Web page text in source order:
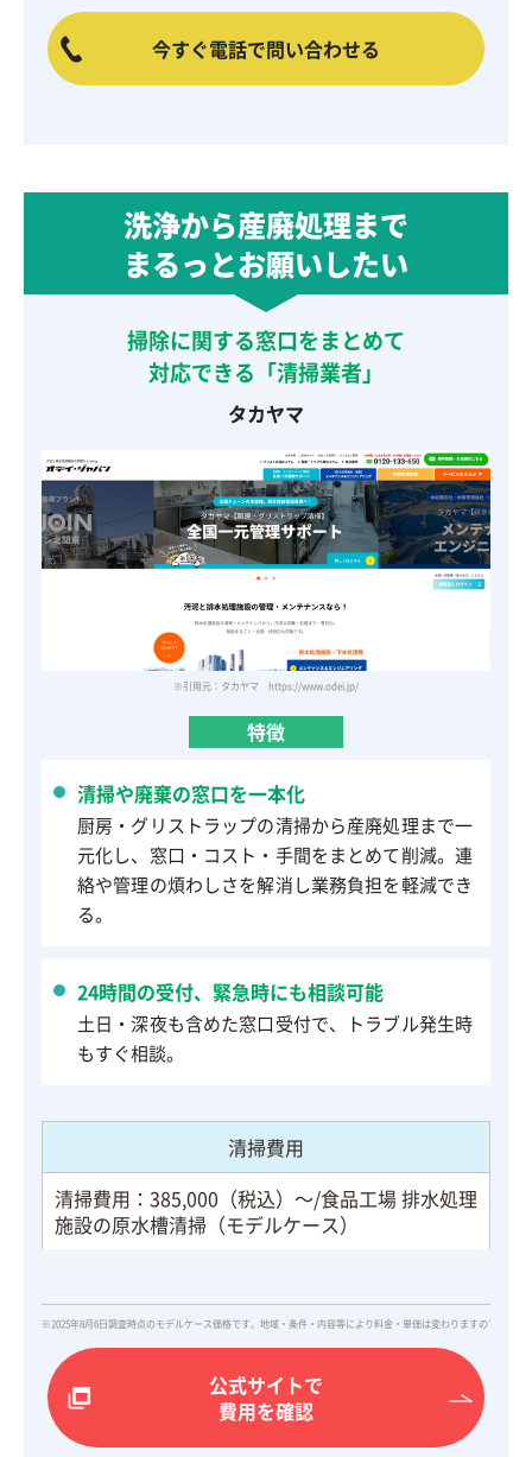
今すぐ電話で問い合わせる
洗浄から産廃処理まで
まるっとお願いしたい
掃除に関する窓口をまとめて
対応できる「清掃業者」
タカヤマ
※引用元：タカヤマ https://www.odei.jp/
特徴
清掃や廃棄の窓口を一本化
厨房・グリストラップの清掃から産廃処理まで一
元化し、窓口・コスト・手間をまとめて削減。連
絡や管理の煩わしさを解消し業務負担を軽減でき
る。
24時間の受付、緊急時にも相談可能
土日・深夜も含めた窓口受付で、トラブル発生時
もすぐ相談。
清掃費用
清掃費用：385,000（税込）～/食品工場 排水処理
施設の原水槽清掃（モデルケース）
※2025年8月6日調査時点のモデルケース価格です。地域・条件・内容等により料金・単価は変わりますので、詳
公式サイトで
費用を確認